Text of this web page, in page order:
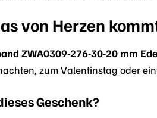
von Herzen
ZWA0309-276-30-20 mm
zum Valentinstag oder
Geschenk?